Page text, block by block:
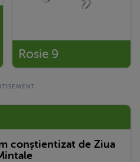
Rosie 9
conștientizat de Ziua